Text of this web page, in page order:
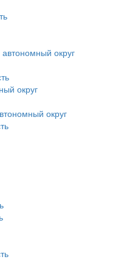
округ
округ
округ